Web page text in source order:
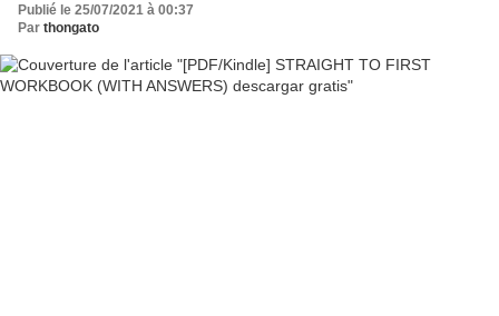
Publié le 25/07/2021 à 00:37
Par thongato